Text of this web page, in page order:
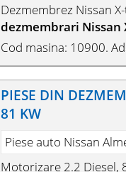
Dezmembrez Nissan
dezmembrari Nissan
Cod masina: 10900.
PIESE DIN
81 KW
Piese auto Nissan
Motorizare 2.2 Diesel,